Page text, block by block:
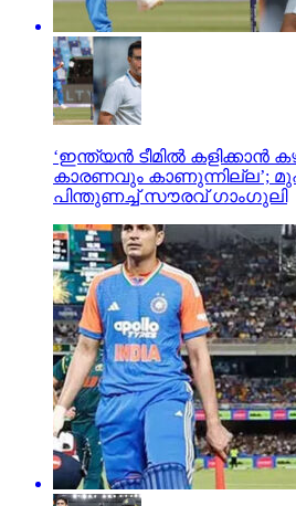
‘ഇന്ത്യന്‍ ടീമില്‍ കളിക്കാന്‍
കാരണവും കാണുന്നില്ല’;
പിന്തുണച്ച് സൗരവ് ഗാംഗുലി